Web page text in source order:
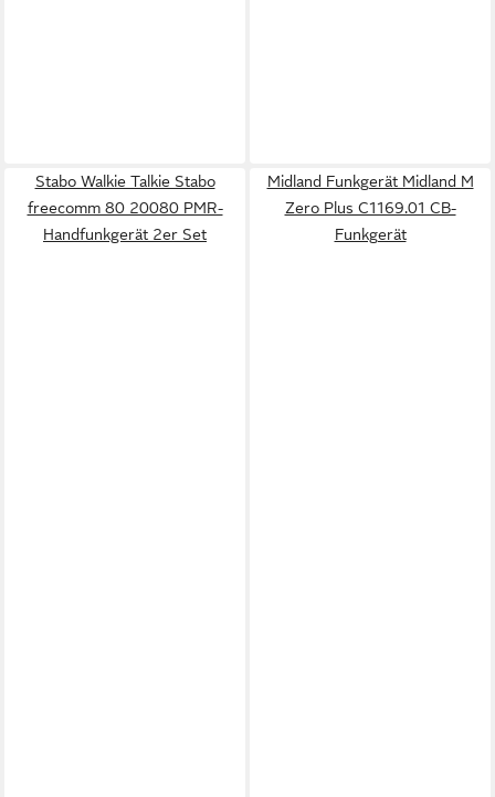
Stabo Walkie Talkie Stabo
freecomm 80 20080 PMR-
Handfunkgerät 2er Set
Midland Funkgerät Midland M
Zero Plus C1169.01 CB-
Funkgerät